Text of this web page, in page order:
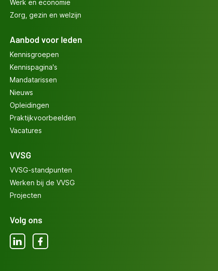
Werk en economie
Zorg, gezin en welzijn
Aanbod voor leden
Kennisgroepen
Kennispagina's
Mandatarissen
Nieuws
Opleidingen
Praktijkvoorbeelden
Vacatures
VVSG
VVSG-standpunten
Werken bij de VVSG
Projecten
Volg ons
LinkedInFacebook